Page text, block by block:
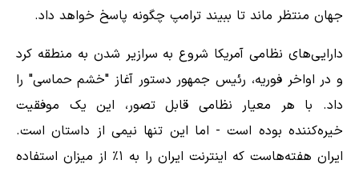
جهان منتظر ماند تا ببیند ترامپ چگونه پاسخ خواهد داد.
دارایی‌های نظامی آمریکا شروع به سرازیر شدن به منطقه کرد
و در اواخر فوریه، رئیس جمهور دستور آغاز "خشم حماسی" را
داد. با هر معیار نظامی قابل تصور، این یک موفقیت
خیره‌کننده بوده است - اما این تنها نیمی از داستان است.
ایران هفته‌هاست که اینترنت ایران را به ۱٪ از میزان استفاده